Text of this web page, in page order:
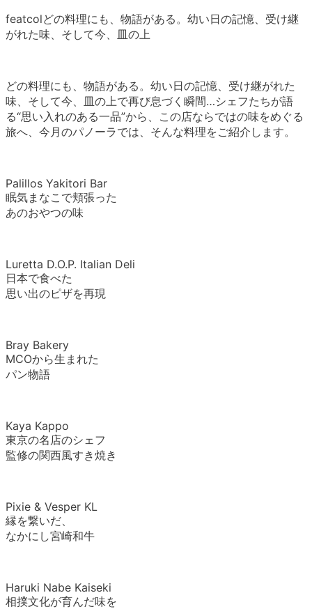
featcolどの料理にも、物語がある。幼い日の記憶、受け継
がれた味、そして今、皿の上
どの料理にも、物語がある。幼い日の記憶、受け継がれた
味、そして今、皿の上で再び息づく瞬間…シェフたちが語
る“思い入れのある一品”から、この店ならではの味をめぐる
旅へ、今月のパノーラでは、そんな料理をご紹介します。
Palillos Yakitori Bar
眠気まなこで頬張った
あのおやつの味
Luretta D.O.P. Italian Deli
日本で食べた
思い出のピザを再現
Bray Bakery
MCOから生まれた
パン物語
Kaya Kappo
東京の名店のシェフ
監修の関西風すき焼き
Pixie & Vesper KL
縁を繋いだ、
なかにし宮崎和牛
Haruki Nabe Kaiseki
相撲文化が育んだ味を